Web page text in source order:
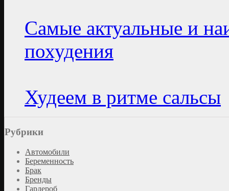
Самые актуальные и
похудения
Худеем в ритме сальсы
Рубрики
Автомобили
Беременность
Брак
Бренды
Гардероб